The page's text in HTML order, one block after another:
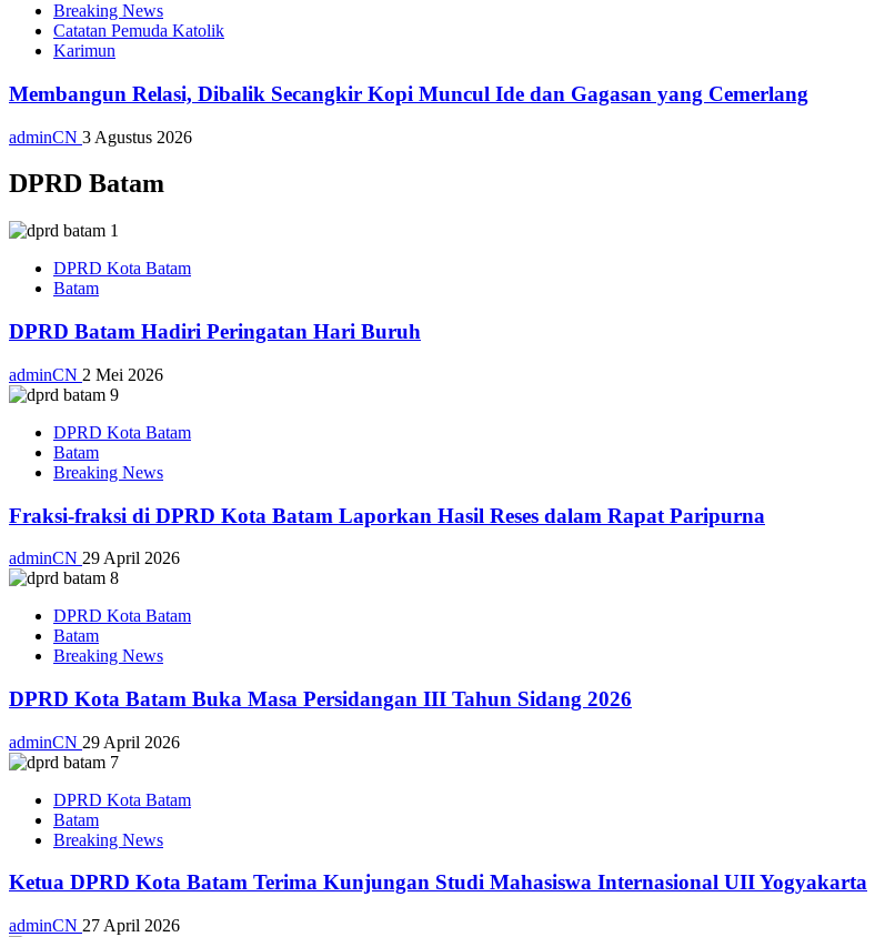
Breaking News
Catatan Pemuda Katolik
Karimun
Membangun Relasi, Dibalik Secangkir Kopi Muncul Ide dan Gagasan yang Cemerlang
adminCN 3 Agustus 2026
DPRD Batam
DPRD Kota Batam
Batam
DPRD Batam Hadiri Peringatan Hari Buruh
adminCN 2 Mei 2026
DPRD Kota Batam
Batam
Breaking News
Fraksi-fraksi di DPRD Kota Batam Laporkan Hasil Reses dalam Rapat Paripurna
adminCN 29 April 2026
DPRD Kota Batam
Batam
Breaking News
DPRD Kota Batam Buka Masa Persidangan III Tahun Sidang 2026
adminCN 29 April 2026
DPRD Kota Batam
Batam
Breaking News
Ketua DPRD Kota Batam Terima Kunjungan Studi Mahasiswa Internasional UII Yogyakarta
adminCN 27 April 2026